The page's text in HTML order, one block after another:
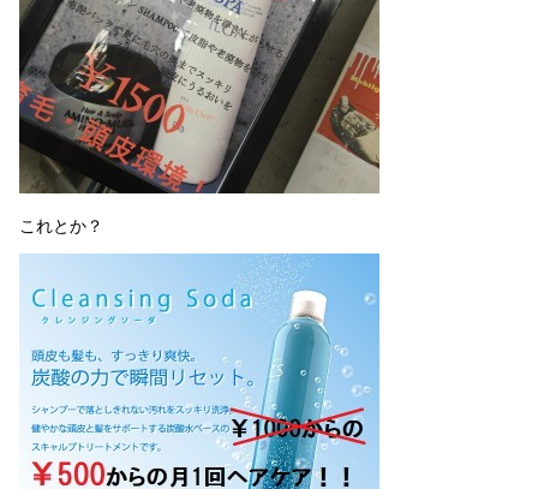
これとか？